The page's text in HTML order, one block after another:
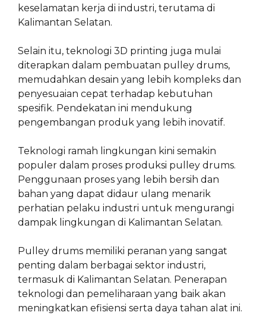
keselamatan kerja di industri, terutama di
Kalimantan Selatan.
Selain itu, teknologi 3D printing juga mulai
diterapkan dalam pembuatan pulley drums,
memudahkan desain yang lebih kompleks dan
penyesuaian cepat terhadap kebutuhan
spesifik. Pendekatan ini mendukung
pengembangan produk yang lebih inovatif.
Teknologi ramah lingkungan kini semakin
populer dalam proses produksi pulley drums.
Penggunaan proses yang lebih bersih dan
bahan yang dapat didaur ulang menarik
perhatian pelaku industri untuk mengurangi
dampak lingkungan di Kalimantan Selatan.
Pulley drums memiliki peranan yang sangat
penting dalam berbagai sektor industri,
termasuk di Kalimantan Selatan. Penerapan
teknologi dan pemeliharaan yang baik akan
meningkatkan efisiensi serta daya tahan alat ini.